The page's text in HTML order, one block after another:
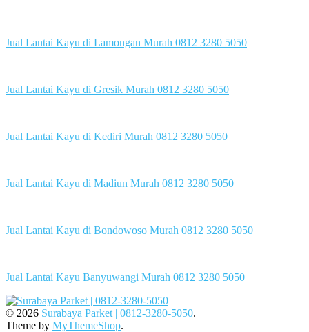
Jual Lantai Kayu di Lamongan Murah 0812 3280 5050
Jual Lantai Kayu di Gresik Murah 0812 3280 5050
Jual Lantai Kayu di Kediri Murah 0812 3280 5050
Jual Lantai Kayu di Madiun Murah 0812 3280 5050
Jual Lantai Kayu di Bondowoso Murah 0812 3280 5050
Jual Lantai Kayu Banyuwangi Murah 0812 3280 5050
© 2026 Surabaya Parket | 0812-3280-5050.
Theme by MyThemeShop.